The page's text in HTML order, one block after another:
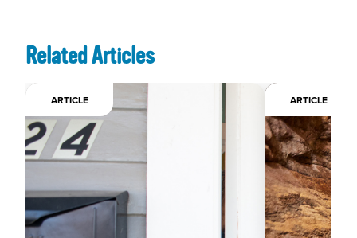
Related Articles
ARTICLE ARTICLE